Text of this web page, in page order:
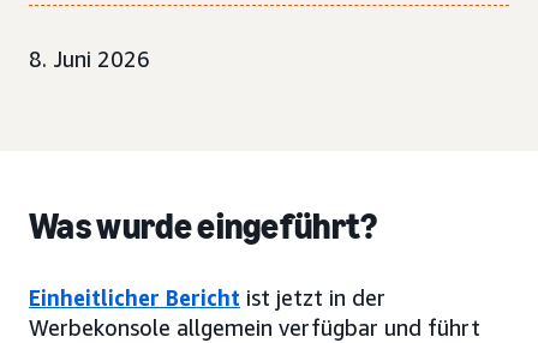
8. Juni 2026
Was wurde eingeführt?
Einheitlicher Bericht ist jetzt in der
Werbekonsole allgemein verfügbar und führt